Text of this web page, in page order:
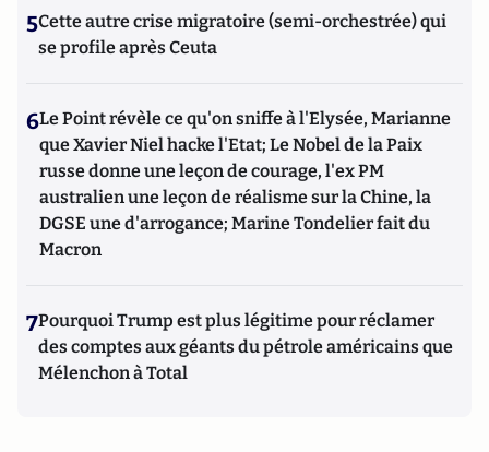
5Cette autre crise migratoire (semi-orchestrée) qui
se profile après Ceuta
6Le Point révèle ce qu'on sniffe à l'Elysée, Marianne
que Xavier Niel hacke l'Etat; Le Nobel de la Paix
russe donne une leçon de courage, l'ex PM
australien une leçon de réalisme sur la Chine, la
DGSE une d'arrogance; Marine Tondelier fait du
Macron
7Pourquoi Trump est plus légitime pour réclamer
des comptes aux géants du pétrole américains que
Mélenchon à Total